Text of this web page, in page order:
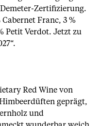
Zertifizierung.
Franc, 3 %
Petit Verdot. Jetzt zu
Red Wine von
geprägt,
und